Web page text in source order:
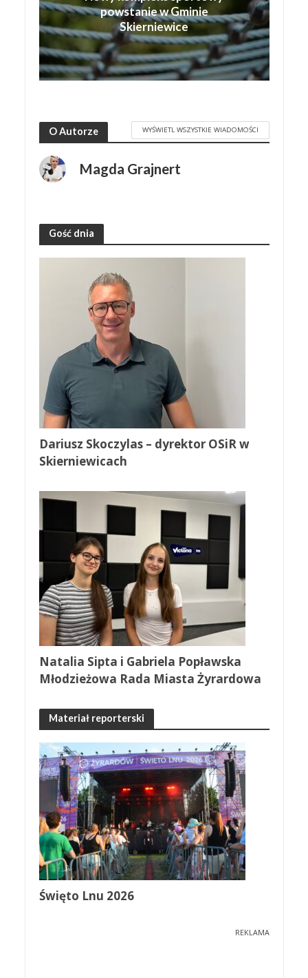
powstanie w Gminie
Skierniewice
O Autorze WYŚWIETL WSZYSTKIE WIADOMOŚCI
Magda Grajnert
Gość dnia
Dariusz Skoczylas – dyrektor OSiR w
Skierniewicach
Natalia Sipta i Gabriela Popławska
Młodzieżowa Rada Miasta Żyrardowa
Materiał reporterski
Święto Lnu 2026
REKLAMA